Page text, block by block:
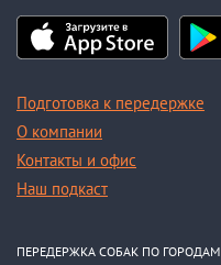
Подготовка к передержке
О компании
Контакты и офис
Наш подкаст
ПЕРЕДЕРЖКА СОБАК ПО ГОРОДАМ